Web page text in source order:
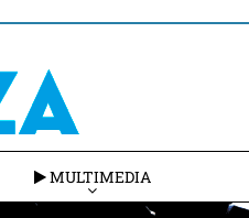
MULTIMEDIA